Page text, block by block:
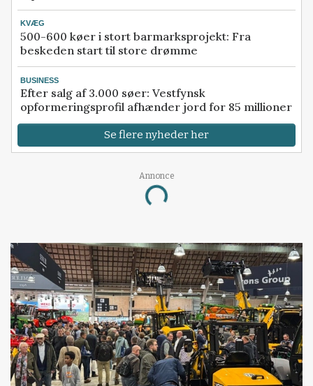
KVÆG
500-600 køer i stort barmarksprojekt: Fra
beskeden start til store drømme
BUSINESS
Efter salg af 3.000 søer: Vestfynsk
opformeringsprofil afhænder jord for 85 millioner
Se flere nyheder her
Annonce
Loading...